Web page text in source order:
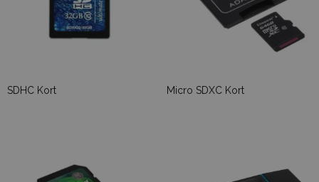
SDHC Kort Micro SDXC Kort